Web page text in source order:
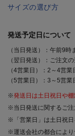
サイズの選び方
発送予定日について
（当日発送）：午前9
（翌日発送）：ご注文
（4営業日）：2～4営
（5営業日）：3～5営
※発送日は土日祝日や
※当日発送に関するご注
※「営業日」は土日祝日
※運送会社の都合により